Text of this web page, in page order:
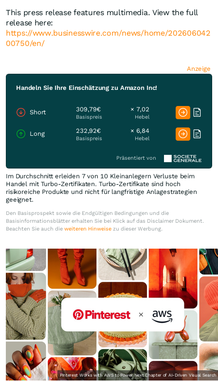
This press release features multimedia. View the full
release here:
https://www.businesswire.com/news/home/202606042
00750/en/
Anzeige
Handeln Sie Ihre Einschätzung zu Amazon Inc!
Short 309,79€
Basispreis
× 7,02
Hebel
Long 232,92€
Basispreis
× 6,84
Hebel
Präsentiert von
Im Durchschnitt erleiden 7 von 10 Kleinanlegern Verluste beim
Handel mit Turbo-Zertifikaten. Turbo-Zertifikate sind hoch
risikoreiche Produkte und nicht für langfristige Anlagestrategien
geeignet.
Den Basisprospekt sowie die Endgültigen Bedingungen und die
Basisinformationsblätter erhalten Sie bei Klick auf das Disclaimer Dokument.
Beachten Sie auch die weiteren Hinweise zu dieser Werbung.
Pinterest Works with AWS to Power Next Chapter of AI-Driven Visual Search